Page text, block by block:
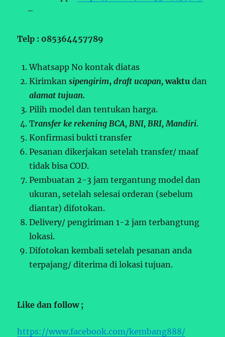
–
Telp : 085364457789
Whatsapp No kontak diatas
Kirimkansipengirim,draft ucapan,waktudan
alamat tujuan.
Pilih model dan tentukan harga.
Transfer ke rekening BCA, BNI, BRI, Mandiri.
Konfirmasi bukti transfer
Pesanan dikerjakan setelah transfer/ maaf
tidak bisa COD.
Pembuatan 2-3 jam tergantung model dan
ukuran, setelah selesai orderan (sebelum
diantar) difotokan.
Delivery/ pengiriman 1-2 jam terbangtung
lokasi.
Difotokan kembali setelah pesanan anda
terpajang/ diterima di lokasi tujuan.
Like dan follow ;
https://www.facebook.com/kembang888/